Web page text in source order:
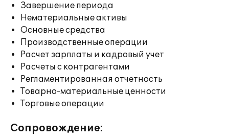
Завершение периода
Нематериальные активы
Основные средства
Производственные операции
Расчет зарплаты и кадровый учет
Расчеты с контрагентами
Регламентированная отчетность
Товарно-материальные ценности
Торговые операции
Сопровождение: